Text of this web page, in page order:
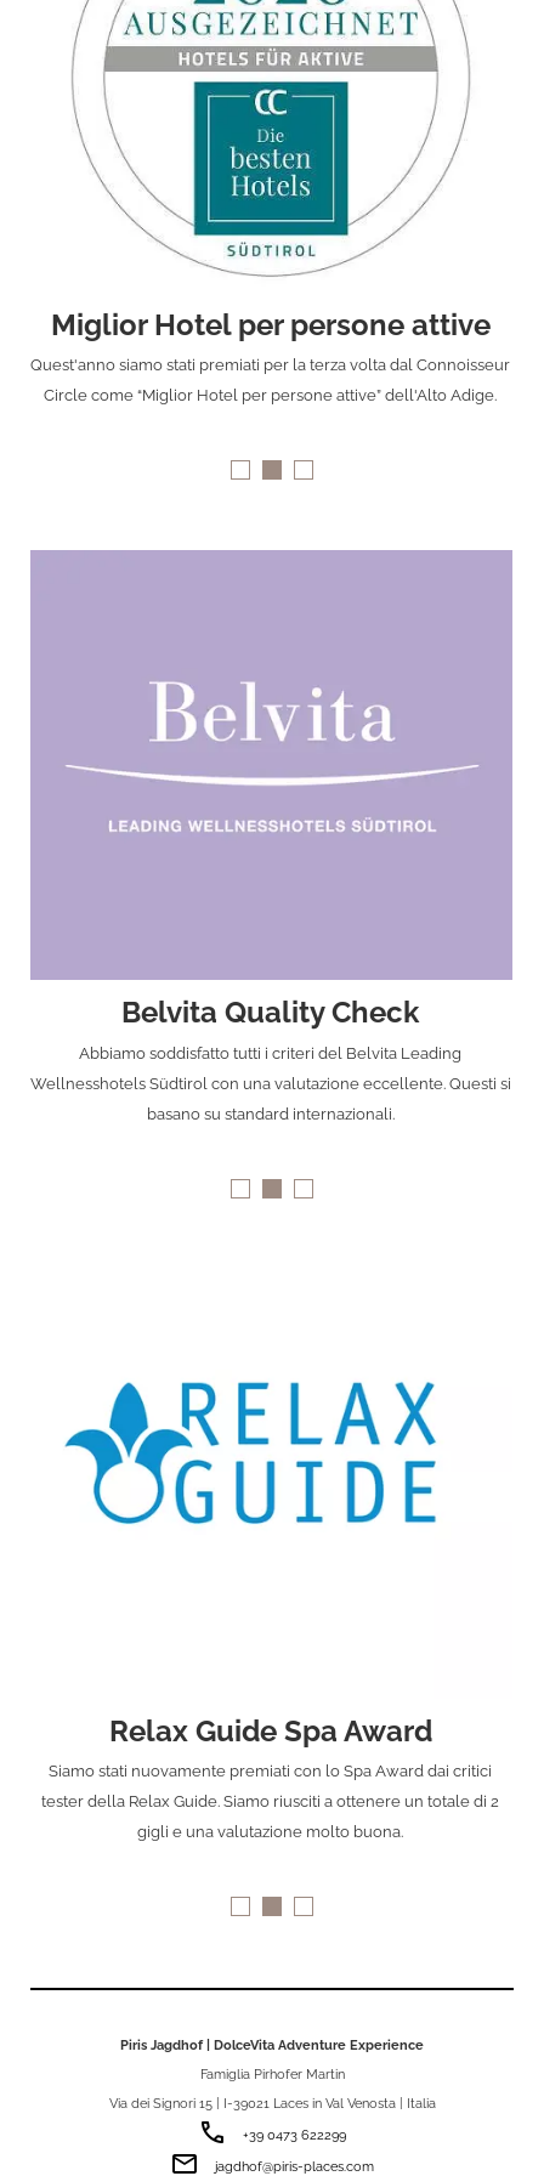
Miglior Hotel per persone attive
Quest'anno siamo stati premiati per la terza volta dal Connoisseur
Circle come “Miglior Hotel per persone attive” dell'Alto Adige.
Belvita Quality Check
Abbiamo soddisfatto tutti i criteri del Belvita Leading
Wellnesshotels Südtirol con una valutazione eccellente. Questi si
basano su standard internazionali.
Relax Guide Spa Award
Siamo stati nuovamente premiati con lo Spa Award dai critici
tester della Relax Guide. Siamo riusciti a ottenere un totale di 2
gigli e una valutazione molto buona.
Piris Jagdhof | DolceVita Adventure Experience
Famiglia Pirhofer Martin
Via dei Signori 15 | I-39021 Laces in Val Venosta | Italia
phone +39 0473 622299
email jagdhof@piris-places.com